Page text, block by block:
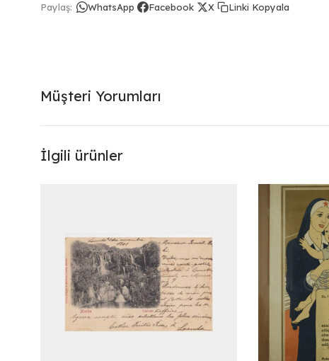
Paylaş: WhatsApp Facebook X Linki Kopyala
Müşteri Yorumları
İlgili ürünler